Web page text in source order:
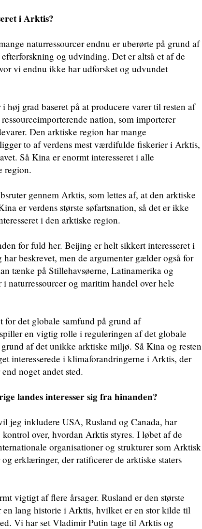
i Arktis?
naturressourcer endnu er uberørte på grund af
og udvinding. Det er altså et af de
vi endnu ikke har udforsket og udvundet
høj grad baseret på at producere varer til resten af
nation, som importerer
Den arktiske region har mange
to af verdens mest værdifulde fiskerier i Arktis,
Så Kina er enormt interesseret i alle
region.
gennem Arktis, som lettes af, at den arktiske
er verdens største søfartsnation, så det er ikke
i den arktiske region.
for fuld her. Beijing er helt sikkert interesseret i
beskrevet, men de argumenter gælder også for
tænke på Stillehavsøerne, Latinamerika og
naturressourcer og maritim handel over hele
det globale samfund på grund af
en vigtig rolle i reguleringen af det globale
af det unikke arktiske miljø. Så Kina og resten
interesserede i klimaforandringerne i Arktis, der
noget andet sted.
landes interesser sig fra hinanden?
jeg inkludere USA, Rusland og Canada, har
over, hvordan Arktis styres. I løbet af de
organisationer og strukturer som Arktisk
erklæringer, der ratificerer de arktiske staters
vigtigt af flere årsager. Rusland er den største
en lang historie i Arktis, hvilket er en stor kilde til
Vi har set Vladimir Putin tage til Arktis og